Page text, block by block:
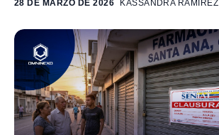
28 DE MARZO DE 2026 KASSANDRA RAMIREZ